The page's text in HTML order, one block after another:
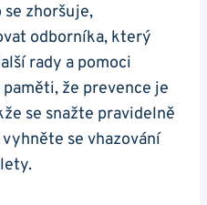
zhoršuje,
odborníka, který
rady a pomoci
že prevence ‍je
se snažte pravidelně
⁤se vhazování